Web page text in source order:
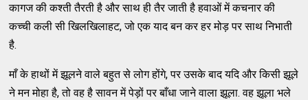
कागज की कश्ती तैरती है और साथ ही तैर जाती है हवाओं में कचनार की
कच्ची कली सी खिलखिलाहट, जो एक याद बन कर हर मोड़ पर साथ निभाती
है.
माँ के हाथों में झूलने वाले बहुत से लोग होंगे, पर उसके बाद यदि और किसी झूले
ने मन मोहा है, तो वह है सावन में पेड़ों पर बाँधा जाने वाला झूला. वह झूला भले